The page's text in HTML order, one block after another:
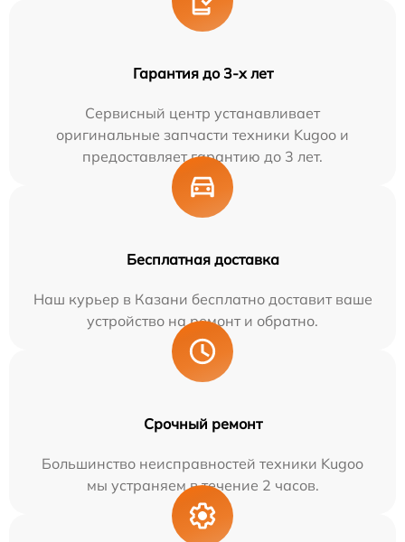
Гарантия до 3-х лет
Сервисный центр устанавливает
оригинальные запчасти техники Kugoo и
предоставляет гарантию до 3 лет.
Бесплатная доставка
Наш курьер в Казани бесплатно доставит ваше
устройство на ремонт и обратно.
Срочный ремонт
Большинство неисправностей техники Kugoo
мы устраняем в течение 2 часов.